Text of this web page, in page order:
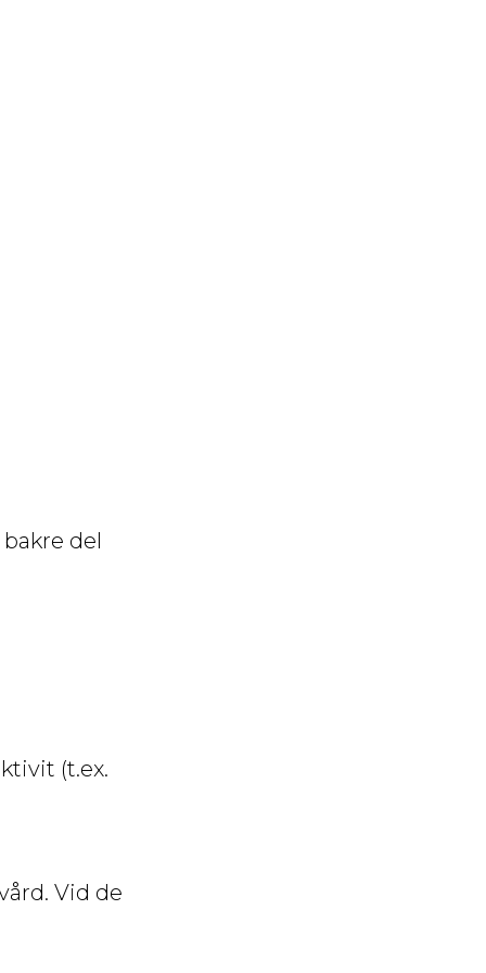
del
(t.ex.
Vid de